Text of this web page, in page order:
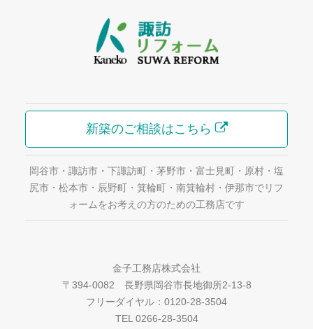
新築のご相談はこちら
岡谷市・諏訪市・下諏訪町・茅野市・富士見町・原村・塩
尻市・松本市・辰野町・箕輪町・南箕輪村・伊那市でリフ
ォームをお考えの方のための工務店です
金子工務店株式会社
〒394-0082 長野県岡谷市長地御所2-13-8
フリーダイヤル：0120-28-3504
TEL 0266-28-3504